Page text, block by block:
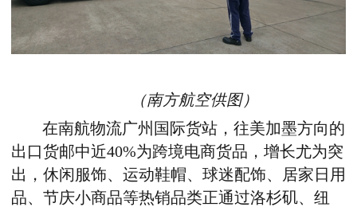
（南方航空供图）
在南航物流广州国际货站，往美加墨方向的
出口货邮中近40%为跨境电商货品 ， 增长尤为突
出， 休闲服饰、运动鞋帽、球迷配饰、居家日用
品、节庆小商品等热销品类正通过洛杉矶、纽